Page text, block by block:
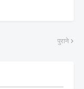
पुराने